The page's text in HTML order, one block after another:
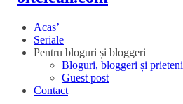
Acas’
Seriale
Pentru bloguri și bloggeri
Bloguri, bloggeri și prieteni
Guest post
Contact